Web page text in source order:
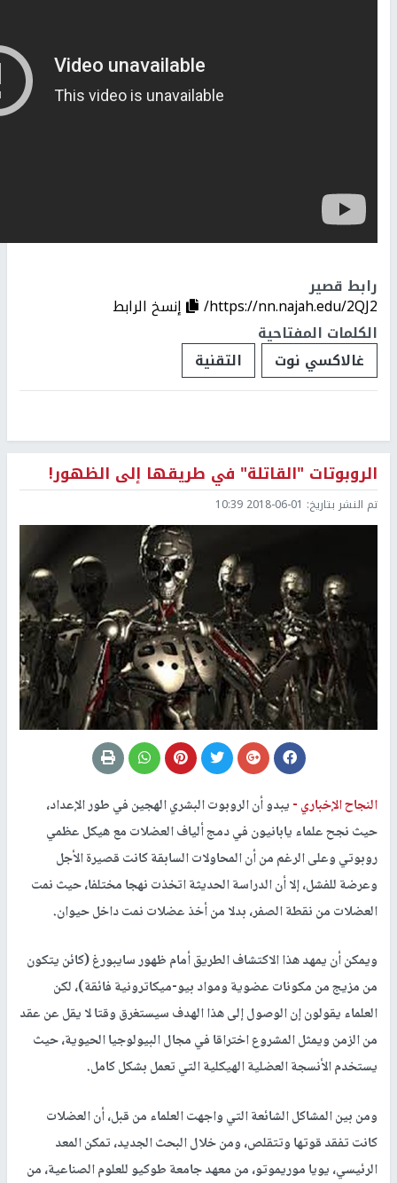
رابط قصير
https://nn.najah.edu/2QJ2/
إنسخ الرابط
الكلمات المفتاحية
غالاكسي نوت
التقنية
الروبوتات "القاتلة" في طريقها إلى الظهور!
تم النشر بتاريخ: 2018-06-01 10:39
النجاح الإخباري -يبدو أن الروبوت البشري الهجين في طور الإعداد،
حيث نجح علماء يابانيون في دمج ألياف العضلات مع هيكل عظمي
روبوتي وعلى الرغم من أن المحاولات السابقة كانت قصيرة الأجل
وعرضة للفشل، إلا أن الدراسة الحديثة اتخذت نهجا مختلفا، حيث نمت
العضلات من نقطة الصفر، بدلا من أخذ عضلات نمت داخل حيوان.
ويمكن أن يمهد هذا الاكتشاف الطريق أمام ظهور سايبورغ (كائن يتكون
من مزيج من مكونات عضوية ومواد بيو-ميكاترونية فائقة)، لكن
العلماء يقولون إن الوصول إلى هذا الهدف سيستغرق وقتا لا يقل عن عقد
من الزمن ويمثل المشروع اختراقا في مجال البيولوجيا الحيوية، حيث
يستخدم الأنسجة العضلية الهيكلية التي تعمل بشكل كامل.
ومن بين المشاكل الشائعة التي واجهت العلماء من قبل، أن العضلات
كانت تفقد قوتها وتتقلص، ومن خلال البحث الجديد، تمكن المعد
الرئيسي، يويا موريموتو، من معهد جامعة طوكيو للعلوم الصناعية، من